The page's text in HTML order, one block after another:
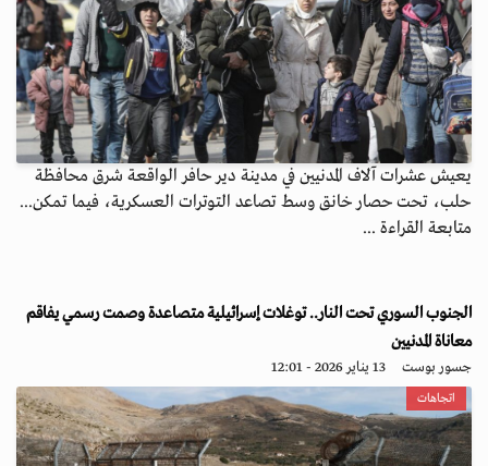
يعيش عشرات آلاف المدنيين في مدينة دير حافر الواقعة شرق محافظة
حلب، تحت حصار خانق وسط تصاعد التوترات العسكرية، فيما تمكن...
متابعة القراءة ...
الجنوب السوري تحت النار.. توغلات إسرائيلية متصاعدة وصمت رسمي يفاقم
معاناة المدنيين
جسور بوست 13 يناير 2026 - 12:01
اتجاهات